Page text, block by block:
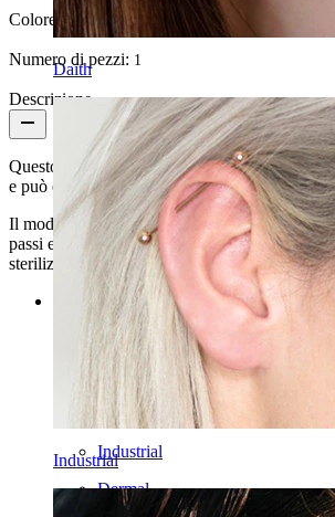
Daith
Industrial
Colore:Grigio argento
Numero di pezzi: 1
Descrizione
Questo professionale strumento ha una
e può essere utilizzato con aghi di dimensioni
Il modello qui presente è dotato di un
passi ed è realizzato in acciaio inossidabile che
sterilizzato in autoclave.
Categories
Ombelico
Labbro
Capezzolo
Industrial
Dermal